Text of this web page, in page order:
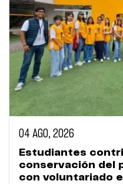
04 AGO, 2026
Estudiantes
conservación del
con voluntariado